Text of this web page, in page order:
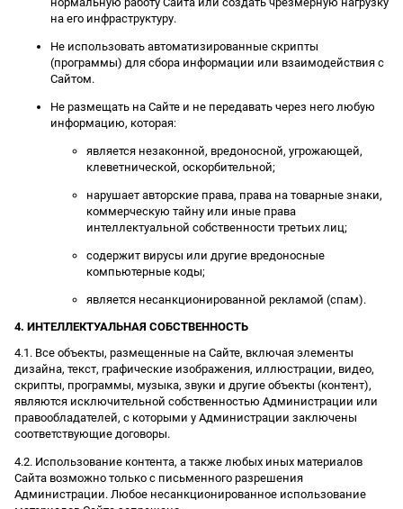
на его инфраструктуру.
Не использовать автоматизированные скрипты
(программы) для сбора информации или взаимодействия с
Сайтом.
Не размещать на Сайте и не передавать через него любую
информацию, которая:
является незаконной, вредоносной, угрожающей,
клеветнической, оскорбительной;
нарушает авторские права, права на товарные знаки,
коммерческую тайну или иные права
интеллектуальной собственности третьих лиц;
содержит вирусы или другие вредоносные
компьютерные коды;
является несанкционированной рекламой (спам).
4. ИНТЕЛЛЕКТУАЛЬНАЯ СОБСТВЕННОСТЬ
4.1. Все объекты, размещенные на Сайте, включая элементы
дизайна, текст, графические изображения, иллюстрации, видео,
скрипты, программы, музыка, звуки и другие объекты (контент),
являются исключительной собственностью Администрации или
правообладателей, с которыми у Администрации заключены
соответствующие договоры.
4.2. Использование контента, а также любых иных материалов
Сайта возможно только с письменного разрешения
Администрации. Любое несанкционированное использование